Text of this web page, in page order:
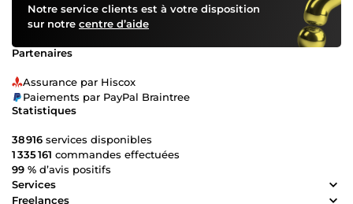
Notre service clients est à votre disposition
sur notre centre d’aide
Partenaires
Assurance par Hiscox
Paiements par PayPal Braintree
Statistiques
38 916 services disponibles
1 335 161 commandes effectuées
99 % d’avis positifs
Services
Freelances